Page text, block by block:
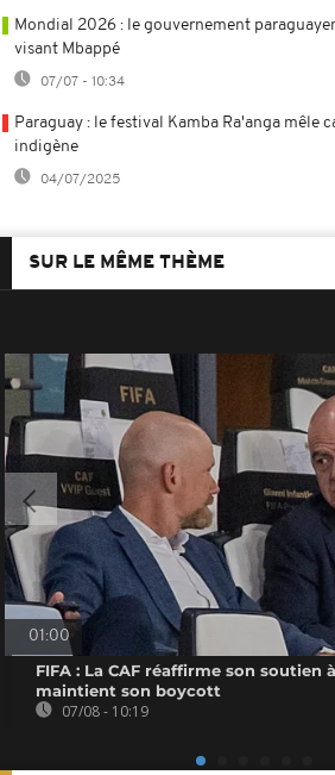
Mondial 2026 : le gouvernement
visant Mbappé
07/07 - 10:34
Paraguay : le festival Kamba Ra'anga mêle
indigène
04/07/2025
SUR LE MÊME THÈME
01:00
FIFA : La CAF réaffirme son soutien
maintient son boycott
07/08 - 10:19